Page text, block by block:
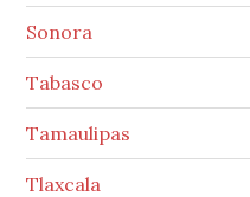
Sonora
Tabasco
Tamaulipas
Tlaxcala